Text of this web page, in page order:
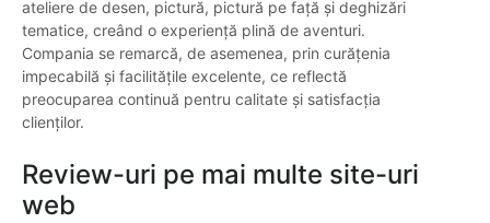
ateliere de desen, pictură, pictură pe față și deghizări
tematice, creând o experiență plină de aventuri.
Compania se remarcă, de asemenea, prin curățenia
impecabilă și facilitățile excelente, ce reflectă
preocuparea continuă pentru calitate și satisfacția
clienților.
Review-uri pe mai multe site-uri
web